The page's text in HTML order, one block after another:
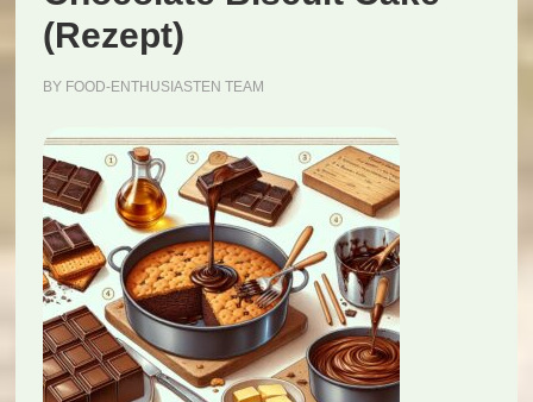
(Rezept)
BY FOOD-ENTHUSIASTEN TEAM